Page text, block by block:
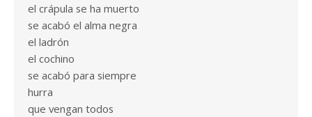
el crápula se ha muerto
se acabó el alma negra
el ladrón
el cochino
se acabó para siempre
hurra
que vengan todos